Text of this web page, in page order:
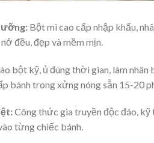
Bột mì cao cấp nhập khẩu,
đều, đẹp và mềm mịn.
bột kỹ, ủ đúng thời gian, làm nhân
bánh trong xửng nóng sẵn 15-20
Công thức gia truyền độc đáo,
từng chiếc bánh.